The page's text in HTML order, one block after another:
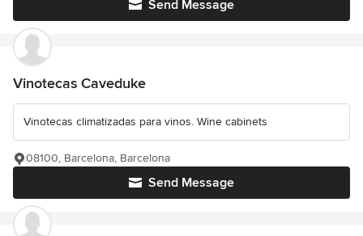
Send Message
Vinotecas Caveduke
Vinotecas climatizadas para vinos. Wine cabinets
Send Message
08100, Barcelona, Barcelona